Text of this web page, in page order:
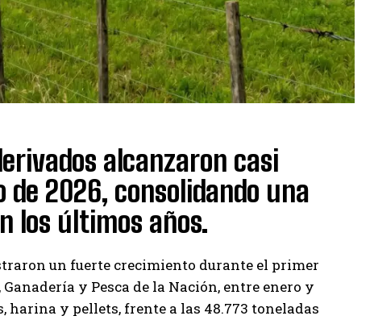
alcanzaron casi
2026, consolidando una
los últimos años.
un fuerte crecimiento durante el primer
y Pesca de la Nación, entre enero y
harina y pellets, frente a las 48.773 toneladas